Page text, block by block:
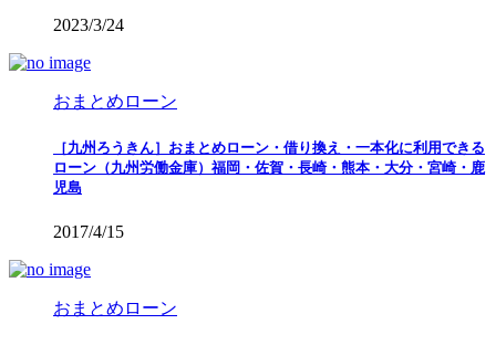
2023/3/24
おまとめローン
［九州ろうきん］おまとめローン・借り換え・一本化に利用できる
ローン（九州労働金庫）福岡・佐賀・長崎・熊本・大分・宮崎・鹿
児島
2017/4/15
おまとめローン